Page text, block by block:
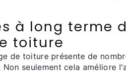
à long terme
toiture
de toiture présente de
seulement cela améliore